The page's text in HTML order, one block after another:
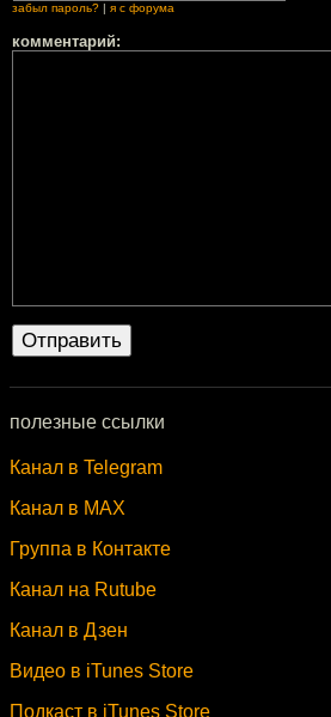
забыл пароль? я с форума
комментарий:
полезные ссылки
Канал в Telegram
Канал в MAX
Группа в Контакте
Канал на Rutube
Канал в Дзен
Видео в iTunes Store
Подкаст в iTunes Store